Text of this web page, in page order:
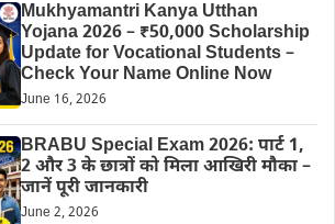
Mukhyamantri Kanya Utthan
Yojana 2026 – ₹50,000 Scholarship
Update for Vocational Students –
Check Your Name Online Now
June 16, 2026
BRABU Special Exam 2026: पार्ट 1,
2 और 3 के छात्रों को मिला आखिरी मौका –
जानें पूरी जानकारी
June 2, 2026